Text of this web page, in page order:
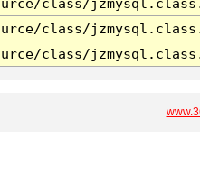
class/
class/
class/